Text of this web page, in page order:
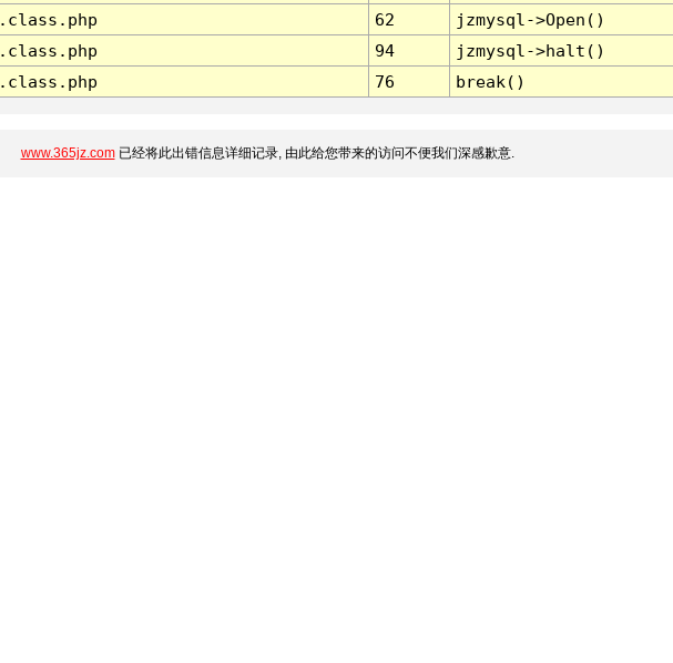
62
jzmysql->Open()
94
jzmysql->halt()
76 break()
www.365jz.com已经将此出错信息详细记录, 由此给您带来的访问不便我们深感歉意.